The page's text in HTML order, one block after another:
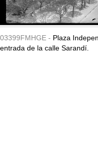
03399FMHGE - Plaza
entrada de la calle Sarandí.